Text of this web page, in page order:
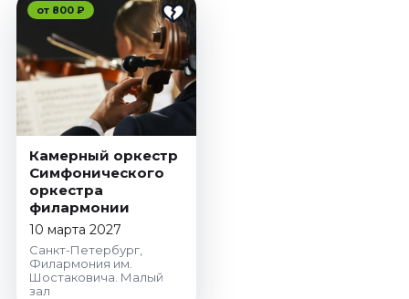
Январь 2027
Стендап
Август 2026
Сентябрь 2026
Октябрь 2026
Декабрь 2026
Выставки
Август 2026
Декабрь 2026
Январь 2027
от 800 ₽
Камерный оркестр
Симфонического
оркестра
филармонии
10 марта 2027
Санкт-Петербург,
Филармония им.
Шостаковича. Малый
зал